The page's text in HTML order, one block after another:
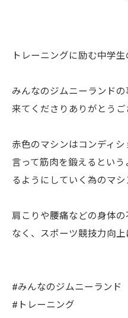
トレーニングに励む中学
みんなのジムニーランドの
来てくださりありがとう
赤色のマシンはコンディシ
言って筋肉を鍛えるとい
るようにしていく為のマシ
肩こりや腰痛などの身体
なく、スポーツ競技力向
#みんなのジムニーランド
#トレーニング